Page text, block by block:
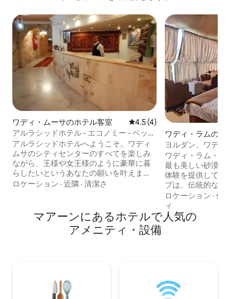
ワディ・ムーサのホテル客室 レビュー4件、5つ星中4.5つ
4.5 (4)
アルラシッドホテル - エコノミー - ベッド
3台
アルラシッドホテルへようこそ。ワディ
ムサのシティセンターのすべてを楽しみ
ながら、王様や女王様のように豪華に暮
らしたいというあなたの願いを叶えま
す。この場所では、あらゆるご希望やニ
ピングモール、その他の必要なビジネス
施設からわずか数歩の場所にあり、ペト
ラの入り口までわずか1キロメートルで
ロケーション · 近隣 · 清潔さ
ワディ・ラムのホ
ヨルダン、ワディ
ワディ・ラム・キ
最も美しい砂漠の
体験を提供してい
プは、伝統的なベ
し、美味しい地
ープツアーなど
ビティを楽しみ
完璧に融合させて
ロケーション ·価
ィ
マアーンにあるホ⁠テ⁠ル⁠で人⁠気⁠の
ア⁠メ⁠ニ⁠テ⁠ィ⁠・設⁠備